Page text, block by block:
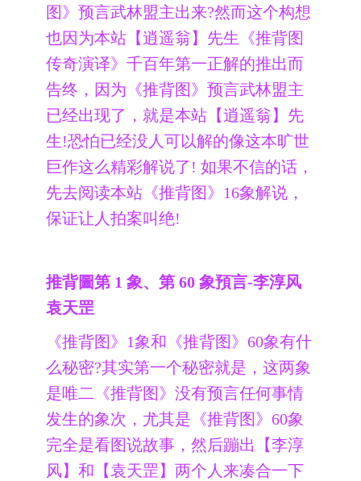
图》预言武林盟主出来?然而这个构想
也因为本站【逍遥翁】先生《推背图
传奇演译》千百年第一正解的推出而
告终，因为《推背图》预言武林盟主
已经出现了，就是本站【逍遥翁】先
生!恐怕已经没人可以解的像这本旷世
巨作这么精彩解说了! 如果不信的话，
先去阅读本站《推背图》16象解说，
保证让人拍案叫绝!
推背圖第 1 象、第 60 象預言-李淳风
袁天罡
《推背图》1象和《推背图》60象有什
么秘密?其实第一个秘密就是，这两象
是唯二《推背图》没有预言任何事情
发生的象次，尤其是《推背图》60象
完全是看图说故事，然后蹦出【李淳
风】和【袁天罡】两个人来凑合一下